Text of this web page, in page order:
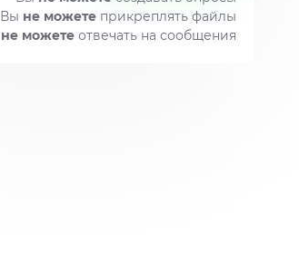
Вы не можете прикреплять файлы
не можете отвечать на сообщения